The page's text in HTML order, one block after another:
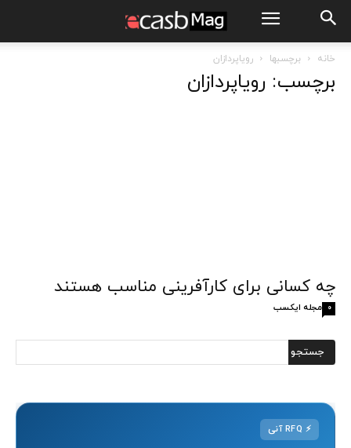
خانه برچسبها رویاپردازان
برچسب: رویاپردازان
چه کسانی برای کارآفرینی مناسب هستند
مجله ایکسب 0
⚡